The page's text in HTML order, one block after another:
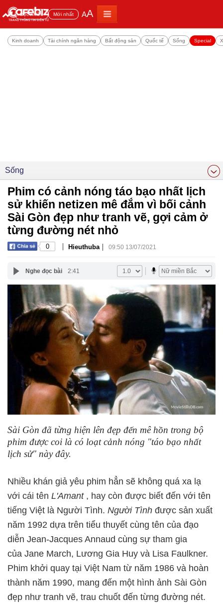
Đọc nhiều Mới nhất AA
Kinh doanh Tài chính ngân hàng Bất động sản Quốc tế Sống Special
Sống
Phim có cảnh nóng táo bạo nhất lịch
sử khiến netizen mê đắm vì bối cảnh
Sài Gòn đẹp như tranh vẽ, gợi cảm ở
từng đường nét nhỏ
0 | Hieuthuba | 09:50 13/07/2021
Nghe đọc bài 2:41
Sài Gòn đã từng hiện lên đẹp đến mê hồn trong bộ
phim được coi là có loạt cảnh nóng "táo bạo nhất
lịch sử" này đây.
Nhiều khán giả yêu phim hẳn sẽ không quá xa lạ
với cái tên L'Amant, hay còn được biết đến với tên
tiếng Việt là Người Tình. Người Tình được sản xuất
năm 1992 dựa trên tiểu thuyết cùng tên của đạo
diễn Jean-Jacques Annaud cùng sự tham gia
của Jane March, Lương Gia Huy và Lisa Faulkner.
Phim khởi quay tại Việt Nam từ năm 1986 và hoàn
thành năm 1990, mang đến một hình ảnh Sài Gòn
đẹp như tranh vẽ, trau chuốt đến từng đường nét.